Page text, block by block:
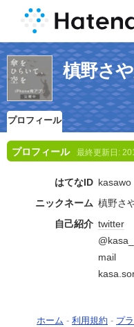
槙野さ
プロフィール
プロフィール 最終更新日:
はてなID kasawo
ニックネーム 槙野さ
自己紹介 twitter
mail
ホーム - 利用規約 - プ